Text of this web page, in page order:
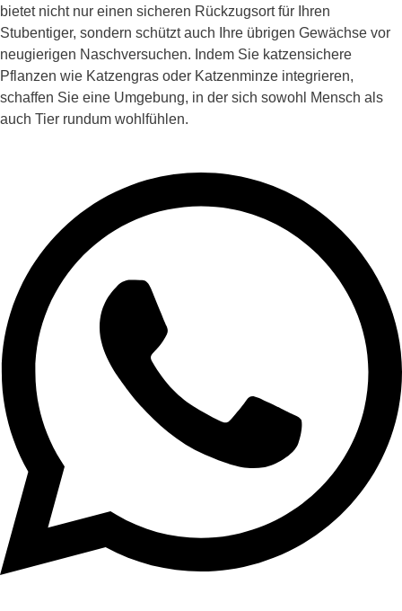
bietet nicht nur einen sicheren Rückzugsort für Ihren
Stubentiger, sondern schützt auch Ihre übrigen Gewächse vor
neugierigen Naschversuchen. Indem Sie katzensichere
Pflanzen wie Katzengras oder Katzenminze integrieren,
schaffen Sie eine Umgebung, in der sich sowohl Mensch als
auch Tier rundum wohlfühlen.